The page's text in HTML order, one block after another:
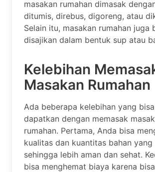
masakan rumahan dimasak
ditumis, direbus, digoreng, atau
Selain itu, masakan rumahan juga
disajikan dalam bentuk sup atau
Kelebihan
Masakan Rumahan
Ada beberapa kelebihan yang
dapatkan dengan memasak
rumahan. Pertama, Anda bisa
kualitas dan kuantitas bahan yang
sehingga lebih aman dan sehat.
bisa menghemat biaya karena bisa